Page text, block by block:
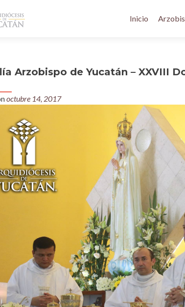
Inicio
Arzobispo de Yucatán – XXVIII
octubre 14, 2017